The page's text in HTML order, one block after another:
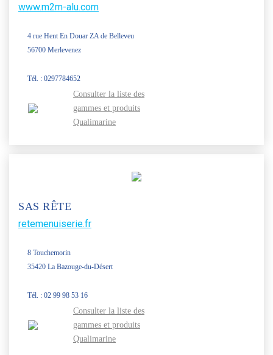
www.m2m-alu.com
4 rue Hent En Douar ZA de Belleveu
56700 Merlevenez
Tél. : 0297784652
Consulter la liste des
gammes et produits
Qualimarine
SAS RÊTE
retemenuiserie.fr
8 Touchemorin
35420 La Bazouge-du-Désert
Tél. : 02 99 98 53 16
Consulter la liste des
gammes et produits
Qualimarine